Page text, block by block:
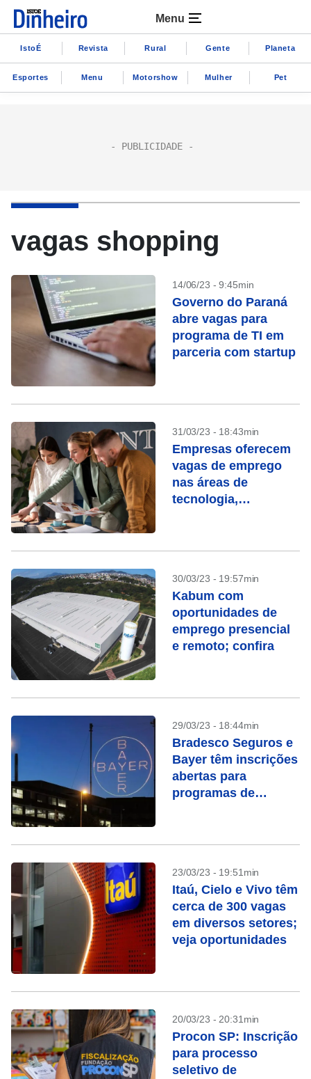
Menu
IstoÉ Revista Rural Gente Planeta
Esportes Menu Motorshow Mulher Pet
vagas shopping
14/06/23 - 9:45min
Governo do Paraná
abre vagas para
programa de TI em
parceria com startup
31/03/23 - 18:43min
Empresas oferecem
vagas de emprego
nas áreas de
tecnologia,
30/03/23 - 19:57min
Kabum com
oportunidades de
emprego presencial
e remoto; confira
29/03/23 - 18:44min
Bradesco Seguros e
Bayer têm inscrições
abertas para
programas de
23/03/23 - 19:51min
Itaú, Cielo e Vivo têm
cerca de 300 vagas
em diversos setores;
veja oportunidades
20/03/23 - 20:31min
Procon SP: Inscrição
para processo
seletivo de